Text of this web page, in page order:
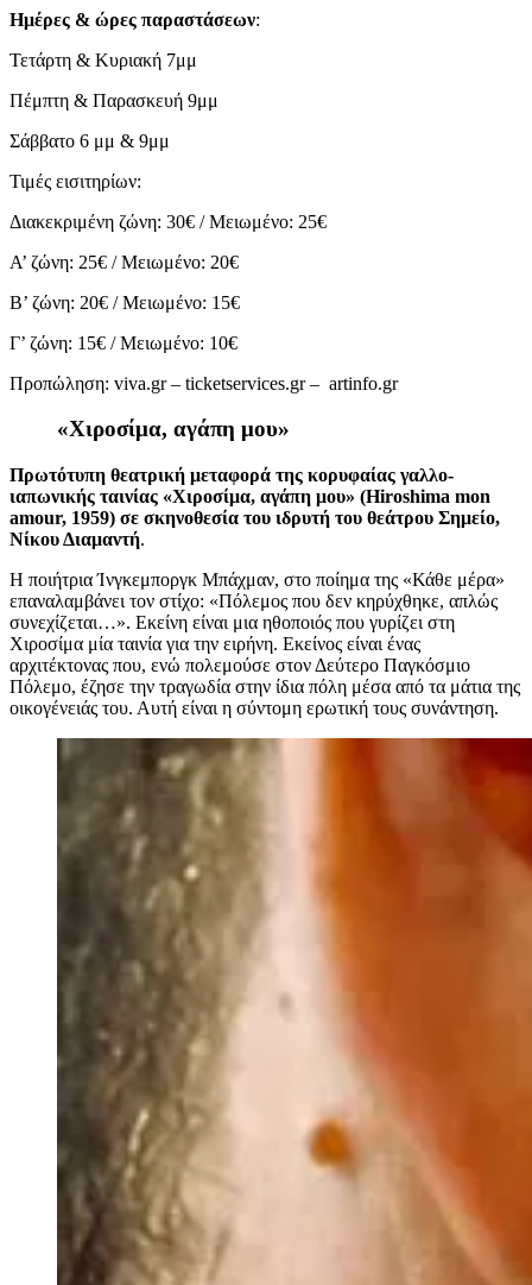
Ημέρες & ώρες παραστάσεων:
Τετάρτη & Κυριακή 7μμ
Πέμπτη & Παρασκευή 9μμ
Σάββατο 6 μμ & 9μμ
Τιμές εισιτηρίων:
Διακεκριμένη ζώνη: 30€ / Μειωμένο: 25€
Α’ ζώνη: 25€ / Μειωμένο: 20€
Β’ ζώνη: 20€ / Μειωμένο: 15€
Γ’ ζώνη: 15€ / Μειωμένο: 10€
Προπώληση: viva.gr – ticketservices.gr – artinfo.gr
«Χιροσίμα, αγάπη μου»
Πρωτότυπη θεατρική μεταφορά της κορυφαίας γαλλο-
ιαπωνικής ταινίας «Χιροσίμα, αγάπη μου» (Hiroshima mon
amour, 1959) σε σκηνοθεσία του ιδρυτή του θεάτρου Σημείο,
Νίκου Διαμαντή.
Η ποιήτρια Ίνγκεμποργκ Μπάχμαν, στο ποίημα της «Κάθε μέρα»
επαναλαμβάνει τον στίχο: «Πόλεμος που δεν κηρύχθηκε, απλώς
συνεχίζεται…». Εκείνη είναι μια ηθοποιός που γυρίζει στη
Χιροσίμα μία ταινία για την ειρήνη. Εκείνος είναι ένας
αρχιτέκτονας που, ενώ πολεμούσε στον Δεύτερο Παγκόσμιο
Πόλεμο, έζησε την τραγωδία στην ίδια πόλη μέσα από τα μάτια της
οικογένειάς του. Αυτή είναι η σύντομη ερωτική τους συνάντηση.